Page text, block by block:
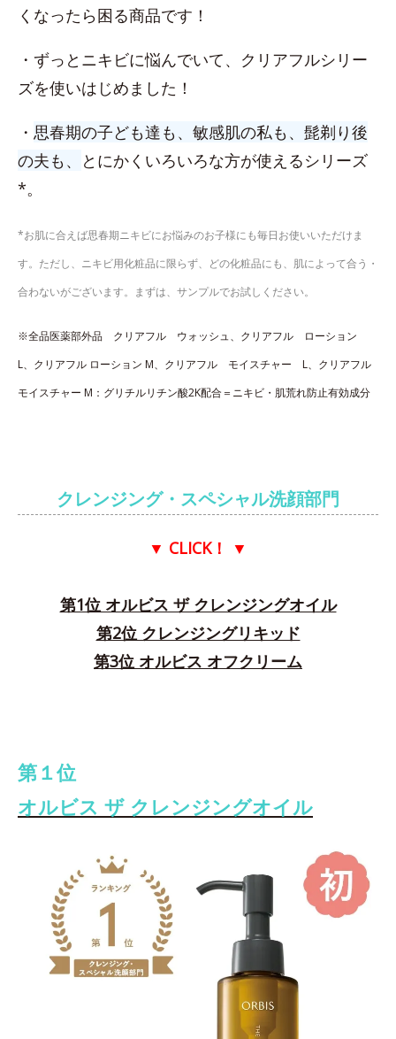
くなったら困る商品です！
・ずっとニキビに悩んでいて、クリアフルシリー
ズを使いはじめました！
・ 思春期の子ども達も、敏感肌の私も、髭剃り後
の夫も、
とにかくいろいろな方が使えるシリーズ
*。
*お肌に合えば思春期ニキビにお悩みのお子様にも毎日お使いいただけま
す。ただし、ニキビ用化粧品に限らず、どの化粧品にも、肌によって合う・
合わないがございます。まずは、サンプルでお試しください。
※全品医薬部外品 クリアフル ウォッシュ、​クリアフル ローション
L、​クリアフル ローション M、クリアフル モイスチャー L、クリアフル
モイスチャー M：グリチルリチン酸2K配合＝ニキビ・肌荒れ防止有効成分
クレンジング・スペシャル洗顔部門
▼ CLICK！ ▼
第1位 オルビス ザ クレンジングオイル
第2位 クレンジングリキッド
第3位 オルビス オフクリーム
第１位
オルビス ザ クレンジングオイル